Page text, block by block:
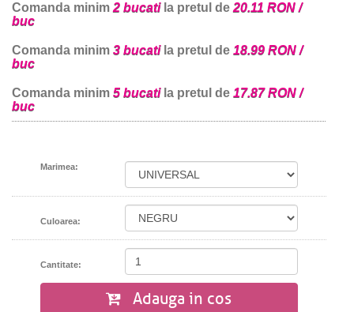
Comanda minim 2 bucatila pretul de 20.11 RON /
buc
Comanda minim 3 bucatila pretul de 18.99 RON /
buc
Comanda minim 5 bucatila pretul de 17.87 RON /
buc
Marimea:
Culoarea:
Cantitate:
Adauga in cos